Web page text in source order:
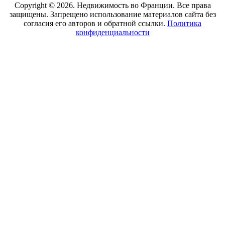
Copyright © 2026. Недвижимость во Франции. Все права
защищены. Запрещено использование материалов сайта без
согласия его авторов и обратной ссылки. Политика
конфиденциальности